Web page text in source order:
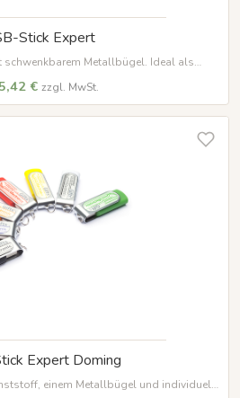
Stick Expert
schwenkbarem Metallbügel. Ideal als
Speicherkapazitäten erhältlich.
€ zzgl. MwSt.
Expert Doming
einem Metallbügel und individuell